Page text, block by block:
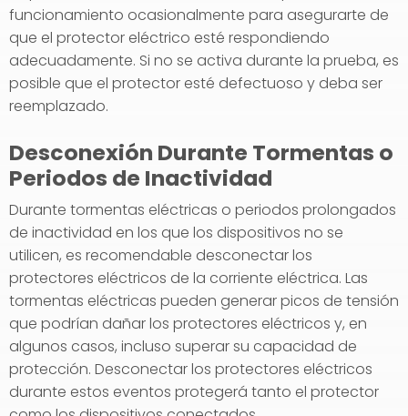
funcionamiento ocasionalmente para asegurarte de
que el protector eléctrico esté respondiendo
adecuadamente. Si no se activa durante la prueba, es
posible que el protector esté defectuoso y deba ser
reemplazado.
Desconexión Durante Tormentas o
Periodos de Inactividad
Durante tormentas eléctricas o periodos prolongados
de inactividad en los que los dispositivos no se
utilicen, es recomendable desconectar los
protectores eléctricos de la corriente eléctrica. Las
tormentas eléctricas pueden generar picos de tensión
que podrían dañar los protectores eléctricos y, en
algunos casos, incluso superar su capacidad de
protección. Desconectar los protectores eléctricos
durante estos eventos protegerá tanto el protector